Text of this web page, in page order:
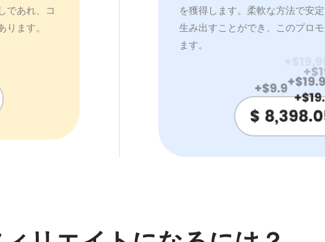
であれ、コ
ます。
を獲得します。柔軟な方法で安
生み出すことができ、このプロ
ます。